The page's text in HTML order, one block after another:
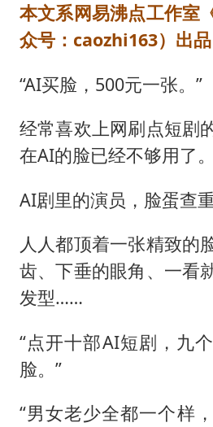
宇树科技
四川宜宾
“新疆阿勒
向鹏0-3
本文系网易沸点工作室
众号：caozhi163）出品
“AI买脸，500元一张。”
经常喜欢上网刷点短剧
在AI的脸已经不够用了。
AI剧里的演员，脸蛋查
人人都顶着一张精致的
齿、下垂的眼角、一看
发型……
“点开十部AI短剧，九
脸。”
“男女老少全都一个样